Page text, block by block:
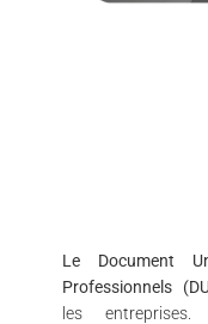
Le Document
Professionnels
les